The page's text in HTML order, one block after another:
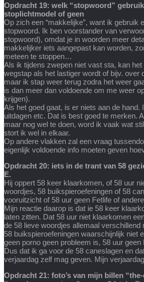
Opdracht 19: welk “stopwoord”
stoplichtmodel of geen
Op zich een “makkelijke”, want ik gebruik
stopwoord. Ik ben voorstander van
stopwoord), omdat je in woorden meer
makkelijker iets aangepast kan worden,
meteen te stoppen…
Als ik tijdens zwepen niet vast sta, kan
wegstap als het lastiger wordt of bijv. over
maar ik stap weer terug zodra het weer
is dan meer dan voldoende om me weer
krijgen).
Als het goed gaat, is er niets aan de hand.
uitdagen etc. Dat is best goed te merken.
maar nog wel te doen, word ik vaak wat
stort ik wel in elkaar.
Op andere vlakken zal een vraag
eigenlijk voldoende info moeten geven
Opdracht 20: iets in de trant van 58
E.
Hij oppert 58 keer klaarkomen, of 58 uur
woordjes, 58 buikspieroefeningen of 58
vooruitzicht of 58 uur geen Fetlife of
Mijn reactie daarop is dat ie 58 keer
laten zitten. Dat 58 uur niet klaarkomen
de 58 lieve woordjes allemaal verschillend
58 buikspieroefeningen waarschijnlijk niet
geen porno geen probleem is, 58 uur
Dus dat ik ga voor de 58 caneslagen en
verjaardag zelf mag geven. Mijn
Opdracht 21: foto’s van mijn billen